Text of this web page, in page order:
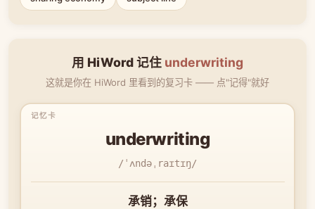
用 HiWord 记住 underwriting
这就是你在 HiWord 里看到的复习卡 —— 点"记得"就好
underwriting
/ˈʌndəˌraɪtɪŋ/
承销；承保